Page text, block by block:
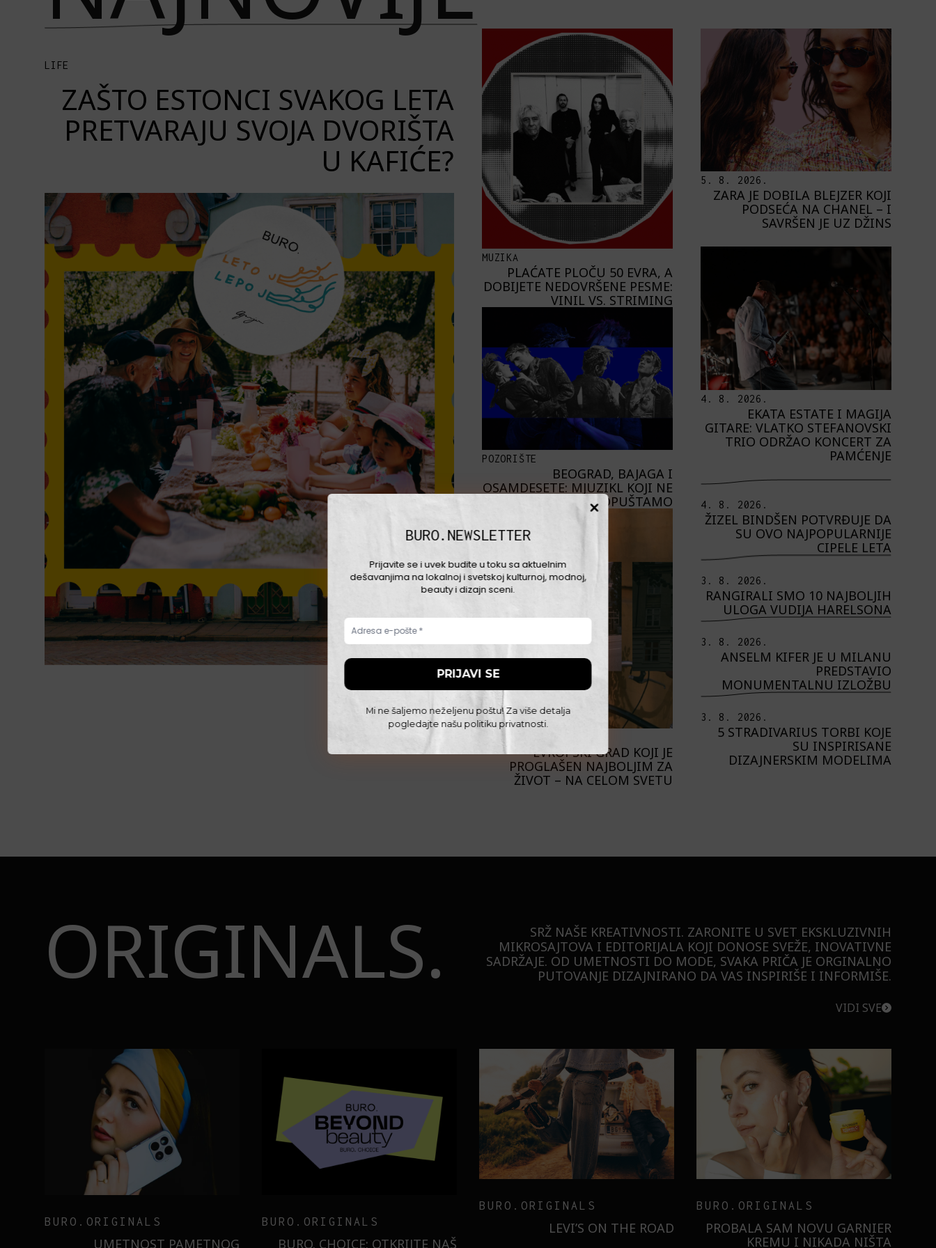
LIFE
ZAŠTO ESTONCI SVAKOG LETA
PRETVARAJU SVOJA DVORIŠTA
U KAFIĆE?
MUZIKA
PLAĆATE PLOČU 50 EVRA, A
DOBIJETE NEDOVRŠENE PESME:
VINIL VS. STRIMING
POZORIŠTE
BEOGRAD, BAJAGA I
OSAMDESETE: MJUZIKL KOJI NE
PROPUŠTAMO
EVROPSKI GRAD KOJI JE
PROGLAŠEN NAJBOLJIM ZA
ŽIVOT – NA CELOM SVETU
5. 8. 2026.
ZARA JE DOBILA BLEJZER KOJI
PODSEĆA NA CHANEL – I
SAVRŠEN JE UZ DŽINS
4. 8. 2026.
EKATA ESTATE I MAGIJA
GITARE: VLATKO STEFANOVSKI
TRIO ODRŽAO KONCERT ZA
PAMĆENJE
4. 8. 2026.
ŽIZEL BINDŠEN POTVRĐUJE DA
SU OVO NAJPOPULARNIJE
CIPELE LETA
3. 8. 2026.
RANGIRALI SMO 10 NAJBOLJIH
ULOGA VUDIJA HARELSONA
3. 8. 2026.
ANSELM KIFER JE U MILANU
PREDSTAVIO
MONUMENTALNU IZLOŽBU
3. 8. 2026.
5 STRADIVARIUS TORBI KOJE
SU INSPIRISANE
DIZAJNERSKIM MODELIMA
ORIGINALS.
SRŽ NAŠE KREATIVNOSTI. ZARONITE U SVET EKSKLUZIVNIH
MIKROSAJTOVA I EDITORIJALA KOJI DONOSE SVEŽE, INOVATIVNE
SADRŽAJE. OD UMETNOSTI DO MODE, SVAKA PRIČA JE ORGINALNO
PUTOVANJE DIZAJNIRANO DA VAS INSPIRIŠE I INFORMIŠE.
VIDI SVE
ZNATE LI ŠTA JE
SORBETIZACIJA? OTKRIJTE
INSAJDER
BILI SMO U NOVOJ MONA
TECHNOLOGY
MESEC DANA SMO KORISTILI
BURO.ORIGINALS
KAKO NAM ŠMINKA POMAŽE
BURO.NEWSLETTER
Prijavite se i uvek budite u toku sa aktuelnim
dešavanjima na lokalnoj i svetskoj kulturnoj, modnoj,
beauty i dizajn sceni.
Mi ne šaljemo neželjenu poštu! Za više detalja
pogledajte našu politiku privatnosti.